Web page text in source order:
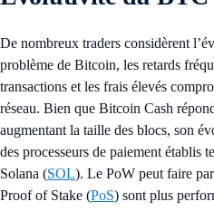
De nombreux traders considèrent
problème de Bitcoin, les retards
transactions et les frais élevés
réseau. Bien que Bitcoin Cash
augmentant la taille des blocs, son
des processeurs de paiement établis
Solana (SOL). Le PoW peut faire
Proof of Stake (PoS) sont plus